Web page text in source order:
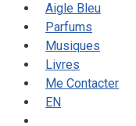
Aigle Bleu
Parfums
Musiques
Livres
Me Contacter
EN